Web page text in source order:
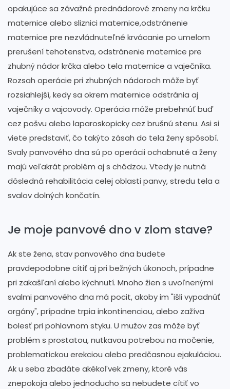
opakujúce sa závažné prednádorové zmeny na krčku
maternice alebo sliznici maternice,odstránenie
maternice pre nezvládnuteľné krvácanie po umelom
prerušení tehotenstva, odstránenie maternice pre
zhubný nádor krčka alebo tela maternice a vaječníka.
Rozsah operácie pri zhubných nádoroch môže byť
rozsiahlejší, kedy sa okrem maternice odstránia aj
vaječníky a vajcovody. Operácia môže prebehnúť buď
cez pošvu alebo laparoskopicky cez brušnú stenu. Asi si
viete predstaviť, čo takýto zásah do tela ženy spôsobí.
Svaly panvového dna sú po operácii ochabnuté a ženy
majú veľakrát problém aj s chôdzou. Vtedy je nutná
dôsledná rehabilitácia celej oblasti panvy, stredu tela a
svalov dolných končatín.
Je moje panvové dno v zlom stave?
Ak ste žena, stav panvového dna budete
pravdepodobne cítiť aj pri bežných úkonoch, prípadne
pri zakašľaní alebo kýchnutí. Mnoho žien s uvoľnenými
svalmi panvového dna má pocit, akoby im "išli vypadnúť
orgány", prípadne trpia inkontinenciou, alebo zažíva
bolesť pri pohlavnom styku. U mužov zas môže byť
problém s prostatou, nutkavou potrebou na močenie,
problematickou erekciou alebo predčasnou ejakuláciou.
Ak u seba zbadáte akékoľvek zmeny, ktoré vás
znepokoja alebo jednoducho sa nebudete cítiť vo